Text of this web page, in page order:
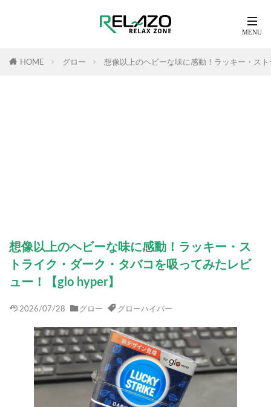
HOME グロー 想像以上のヘビーな味に感動！ラッキー・ス
想像以上のヘビーな味に感動！ラッキー・ス
トライク・ダーク・タバコを吸ってみたレビ
ュー！【glo hyper】
2026/07/28 グロー グローハイパー